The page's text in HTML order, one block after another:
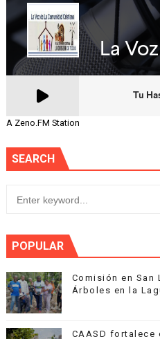
A Zeno.FM Station
SEARCH
POPULAR
Comisión en San
Árboles en la
CAASD fortalece